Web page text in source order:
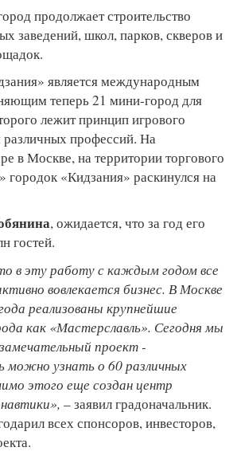
продолжает строительство
заведений, школ, парков, скверов и
является международным
теперь 21 мини-город для
лежит принцип игрового
профессий. На
в Москве, на территории торгового
городок «Кидзания» раскинулся на
, ожидается, что за год его
гостей.
в эту работу с каждым годом все
вовлекается бизнес. В Москве
реализованы крупнейшие
как «Мастерславль». Сегодня мы
проект -
можно узнать о 60 различных
этого еще создан центр
– заявил градоначальник.
всех спонсоров, инвесторов,